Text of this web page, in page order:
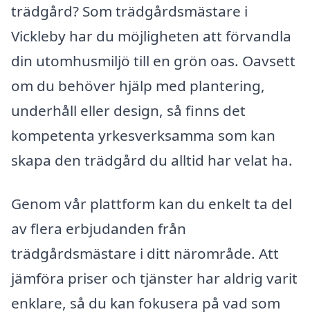
trädgård? Som trädgårdsmästare i
Vickleby har du möjligheten att förvandla
din utomhusmiljö till en grön oas. Oavsett
om du behöver hjälp med plantering,
underhåll eller design, så finns det
kompetenta yrkesverksamma som kan
skapa den trädgård du alltid har velat ha.
Genom vår plattform kan du enkelt ta del
av flera erbjudanden från
trädgårdsmästare i ditt närområde. Att
jämföra priser och tjänster har aldrig varit
enklare, så du kan fokusera på vad som